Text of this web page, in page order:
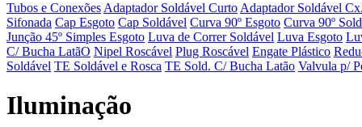
Tubos e Conexões Adaptador Soldável Curto Adaptador Soldável
Sifonada Cap Esgoto Cap Soldável Curva 90º Esgoto Curva 90º
Junção 45º Simples Esgoto Luva de Correr Soldável Luva Esgoto
C/ Bucha LatãO Nipel Roscável Plug Roscável Engate Plástico
Soldável TE Soldável e Rosca TE Sold. C/ Bucha Latão Valvula p/
Iluminação